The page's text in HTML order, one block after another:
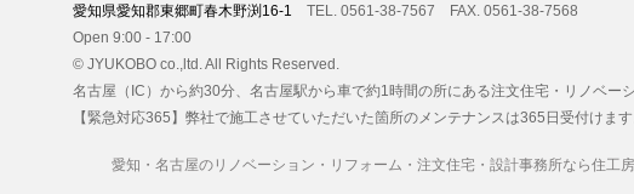
愛知県愛知郡東郷町春木野渕16-1 TEL. 0561-38-7567 FAX. 0561-38-7568
Open 9:00 - 17:00
© JYUKOBO co.,ltd. All Rights Reserved.
名古屋（IC）から約30分 、名古屋駅から車で約1時間の所にある注文住宅・リノベー
【緊急対応365】弊社で施工させていただいた箇所のメンテナンスは365日受付けま
愛知・名古屋のリノベーション・リフォーム・注文住宅・設計事務所なら住工房